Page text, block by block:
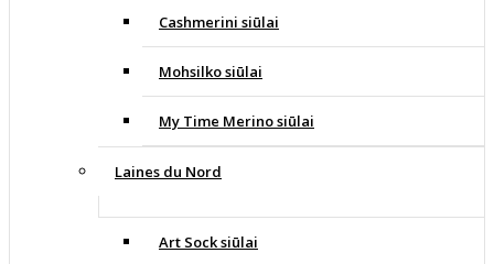
Cashmerini siūlai
Mohsilko siūlai
My Time Merino siūlai
Laines du Nord
Art Sock siūlai